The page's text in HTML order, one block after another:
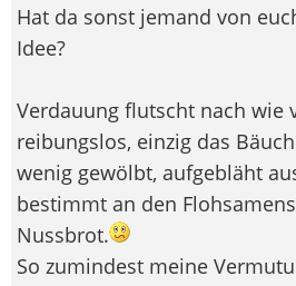
Hat da sonst jemand von
Idee?
Verdauung flutscht nach wie
reibungslos, einzig das
wenig gewölbt, aufgebläht
bestimmt an den
Nussbrot.
So zumindest meine